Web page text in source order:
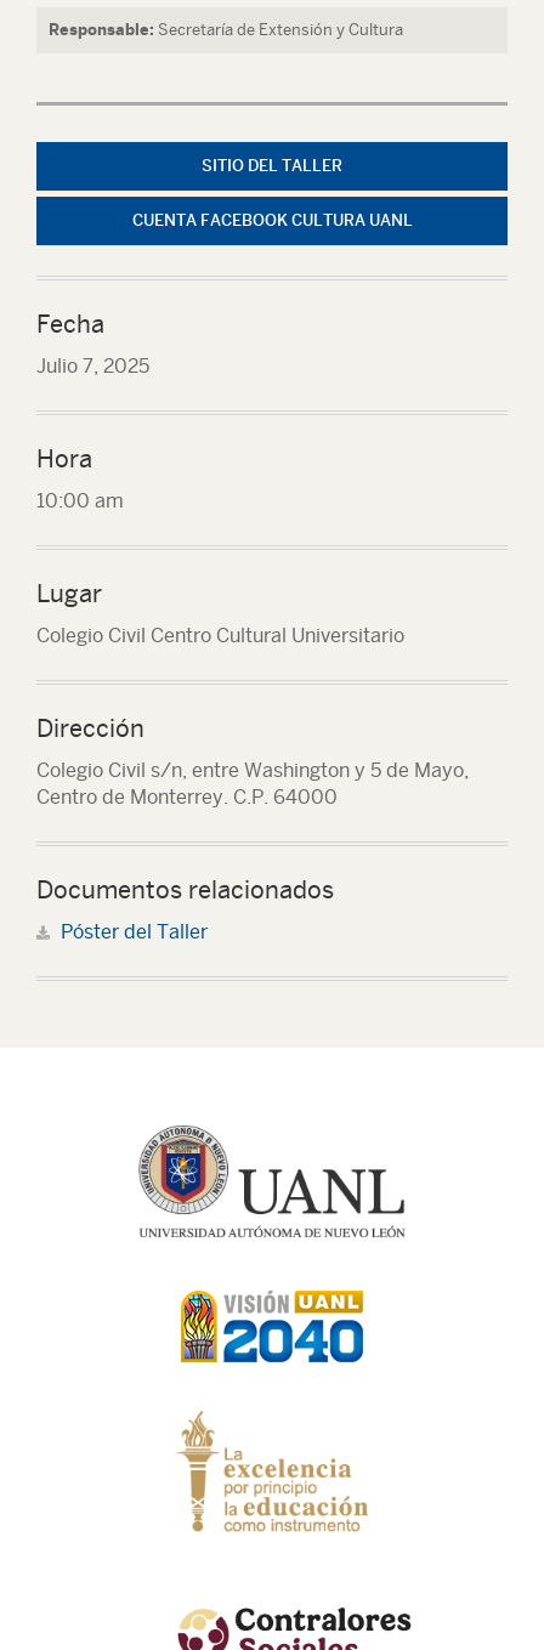
Responsable: Secretaría de Extensión y Cultura
SITIO DEL TALLER
CUENTA FACEBOOK CULTURA UANL
Fecha
Julio 7, 2025
Hora
10:00 am
Lugar
Colegio Civil Centro Cultural Universitario
Dirección
Colegio Civil s/n, entre Washington y 5 de Mayo,
Centro de Monterrey. C.P. 64000
Documentos relacionados
Póster del Taller